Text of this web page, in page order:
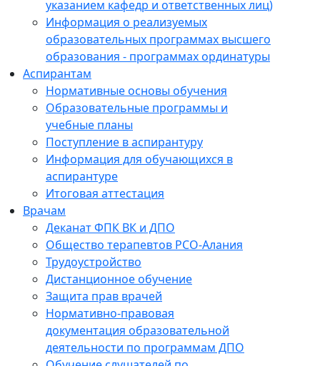
указанием кафедр и ответственных лиц)
Информация о реализуемых
образовательных программах высшего
образования - программах ординатуры
Аспирантам
Нормативные основы обучения
Образовательные программы и
учебные планы
Поступление в аспирантуру
Информация для обучающихся в
аспирантуре
Итоговая аттестация
Врачам
Деканат ФПК ВК и ДПО
Общество терапевтов РСО-Алания
Трудоустройство
Дистанционное обучение
Защита прав врачей
Нормативно-правовая
документация образовательной
деятельности по программам ДПО